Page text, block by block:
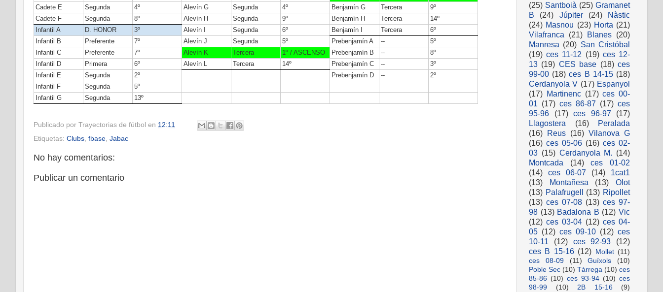
Cadete E
Segunda 4º Alevín G Segunda 4º Benjamín G Tercera
9º
Cadete F
Segunda 8º Alevín H Segunda 9º Benjamín H Tercera
14º
Infantil A
D. HONOR 3º Alevín I Segunda 6º Benjamín I Tercera
6º
Infantil B
Preferente 7º Alevín J Segunda 5º Prebenjamín A --
5º
Infantil C
Preferente 7º Alevín K Tercera 1º / ASCENSO Prebenjamín B --
8º
Infantil D
Primera 6º Alevín L Tercera 14º Prebenjamín C --
3º
Infantil E
Segunda 2º Prebenjamín D --
2º
Infantil F
Segunda
5º
Infantil G
Segunda 13º
Publicado por Trayectorias de fútbol en 12:11
Etiquetas: Clubs fbase Jabac
No hay comentarios:
Publicar un comentario
(25) Santboià (25) Gramanet
B
(24) Júpiter (24)
Nàstic
(24) Masnou (23) Horta (21)
Vilafranca
(21) Blanes (20)
Manresa (20) San Cristóbal
(19) ces 11-12 (19) ces 12-
13 (19) CES base (18) ces
99-00 (18) ces B 14-15 (18)
Cerdanyola V (17) Espanyol
(17) Martinenc (17) ces 00-
01 (17) ces 86-87 (17) ces
95-96
(17) ces 96-97
(17)
Llagostera
(16)
Peralada
(16) Reus (16) Vilanova G
(16) ces 05-06 (16) ces 02-
03 (15) Cerdanyola M. (14)
Montcada
(14)
ces 01-02
(14)
ces 06-07 (14)
1cat1
(13)
Montañesa (13)
Olot
(13) Palafrugell (13) Ripollet
(13) ces 07-08 (13) ces 97-
98 (13) Badalona B (12) Vic
(12) ces 03-04 (12) ces 04-
05 (12) ces 09-10 (12) ces
10-11
(12) ces 92-93
(12)
ces B 15-16 (12) Mollet (11)
ces 08-09
(11) Guíxols
(10)
Poble Sec (10) Tàrrega (10) ces
85-86 (10) ces 93-94 (10) ces
98-99
(10) 2B 15-16
(9)